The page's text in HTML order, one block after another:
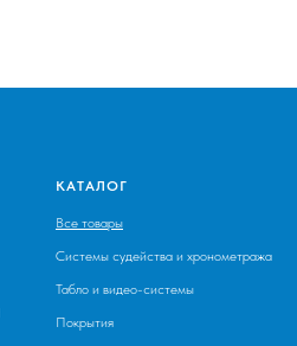
КАТАЛОГ
Все товары
Системы судейства и хронометража
Табло и видео-системы
Покрытия